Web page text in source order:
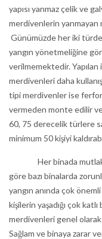
yapısı yanmaz çelik ve
merdivenlerin yanmayan
Günümüzde her iki
yangın yönetmeliğine
verilmemektedir.
merdivenleri daha
tipi merdivenler ise
vermeden monte edilir
60, 75 derecelik türlere
minimum 50 kişiyi
Her binada mutlaka
göre bazı binalarda
yangın anında çok
kişilerin yaşadığı çok
merdivenleri genel
Sağlam ve binaya zarar